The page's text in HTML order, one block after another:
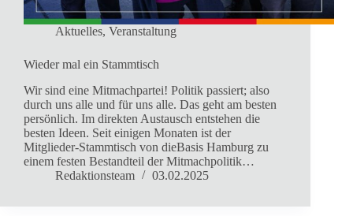
Aktuelles, Veranstaltung
Wieder mal ein Stammtisch
Wir sind eine Mitmachpartei! Politik passiert; also
durch uns alle und für uns alle. Das geht am besten
persönlich. Im direkten Austausch entstehen die
besten Ideen. Seit einigen Monaten ist der
Mitglieder-Stammtisch von dieBasis Hamburg zu
einem festen Bestandteil der Mitmachpolitik…
Redaktionsteam
03.02.2025